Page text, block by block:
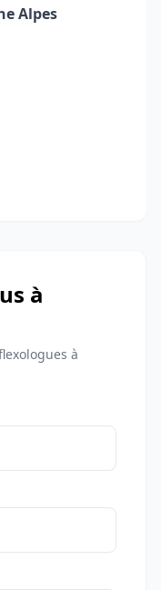
Alpes
à
à